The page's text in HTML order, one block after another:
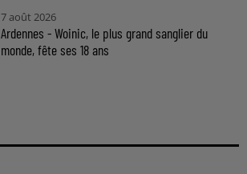
7 août 2026
Ardennes - Woinic, le plus grand sanglier du
monde, fête ses 18 ans